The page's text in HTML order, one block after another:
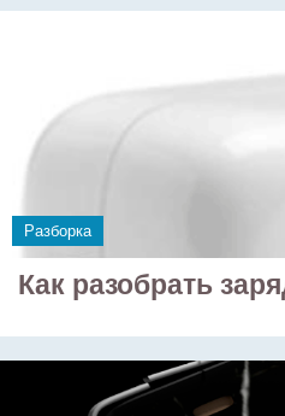
Разборка
Как разобрать